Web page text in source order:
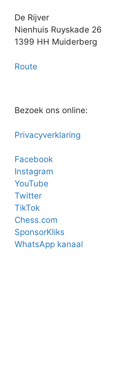
De Rijver
Nienhuis Ruyskade 26
1399 HH Muiderberg
Route
Bezoek ons online:
Privacyverklaring
Facebook
Instagram
YouTube
Twitter
TikTok
Chess.com
SponsorKliks
WhatsApp kanaal